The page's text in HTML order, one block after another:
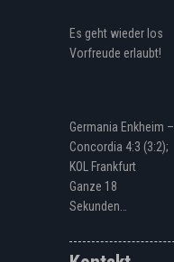
Es geht wieder los
Vorfreude erlaubt!
Germania Enkheim –
Concordia 4:3 (3:2);
KOL Frankfurt
Ganze 18
Sekunden…